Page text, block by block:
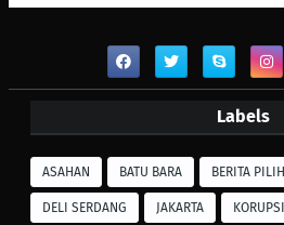
Labels
ASAHAN BATU BARA BERITA
DELI SERDANG JAKARTA KORUPSI